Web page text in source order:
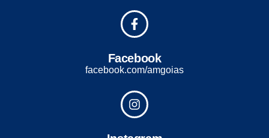
Facebook
facebook.com/amgoias